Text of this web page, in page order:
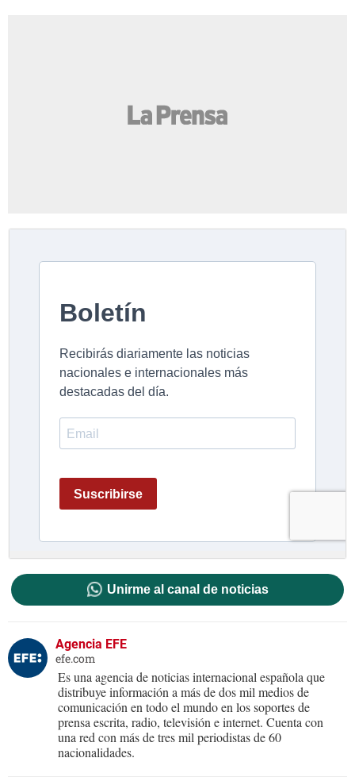
Unirme al canal de noticias
Agencia EFE
efe.com
Es una agencia de noticias internacional española que
distribuye información a más de dos mil medios de
comunicación en todo el mundo en los soportes de
prensa escrita, radio, televisión e internet. Cuenta con
una red con más de tres mil periodistas de 60
nacionalidades.